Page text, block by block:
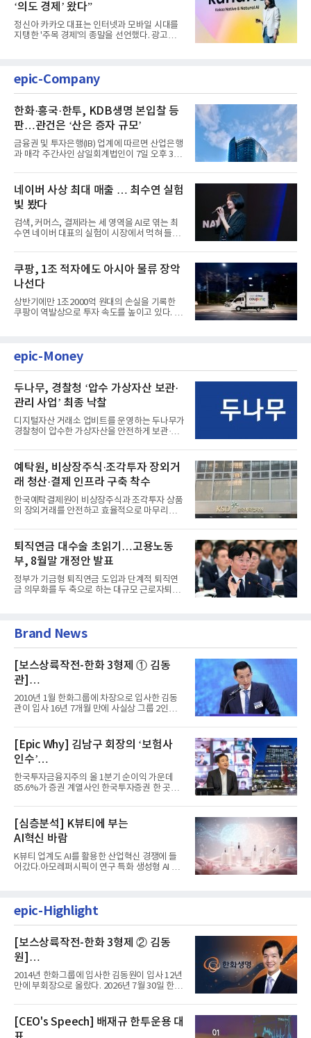
‘의도 경제’ 왔다”
정신아 카카오 대표는 인터넷과 모바일 시대를
지탱한 '주목 경제'의 종말을 선언했다. 광고를
epic-Company
한화·흥국·한투, KDB생명 본입찰 등
판…관건은 ‘산은 증자 규모’
금융권 및 투자은행(IB) 업계에 따르면 산업은행
과 매각 주간사인 삼일회계법인이 7일 오후 3시
네이버 사상 최대 매출 … 최수연 실험
빛 봤다
검색, 커머스, 결제라는 세 영역을 AI로 엮는 최
수연 네이버 대표의 실험이 시장에서 먹혀 들어
쿠팡, 1조 적자에도 아시아 물류 장악
나선다
상반기에만 1조2000억 원대의 손실을 기록한
쿠팡이 역발상으로 투자 속도를 높이고 있다. 이
epic-Money
두나무, 경찰청 ‘압수 가상자산 보관·
관리 사업’ 최종 낙찰
디지털자산 거래소 업비트를 운영하는 두나무가
경찰청이 압수한 가상자산을 안전하게 보관·관
예탁원, 비상장주식·조각투자 장외거
래 청산·결제 인프라 구축 착수
한국예탁결제원이 비상장주식과 조각투자 상품
의 장외거래를 안전하고 효율적으로 마무리하기
퇴직연금 대수술 초읽기…고용노동
부, 8월말 개정안 발표
정부가 기금형 퇴직연금 도입과 단계적 퇴직연
금 의무화를 두 축으로 하는 대규모 근로자퇴직
Brand News
[보스상륙작전-한화 3형제 ① 김동
관]
입사 16년 만에 수석부회장 … 경영승
계 ‘초읽기’
2010년 1월 한화그룹에 차장으로 입사한 김동
관이 입사 16년 7개월 만에 사실상 그룹 2인자
[Epic Why] 김남구 회장의 ‘보험사
인수’
발걸음이 신중해진 배경은?
한국투자금융지주의 올 1분기 순이익 가운데
85.6%가 증권 계열사인 한국투자증권 한 곳에
[심층분석] K뷰티에 부는
AI혁신 바람
K뷰티 업계도 AI를 활용한 산업혁신 경쟁에 들
어갔다.아모레퍼시픽이 연구 특화 생성형 AI 플
epic-Highlight
[보스상륙작전-한화 3형제 ② 김동
원]
입사 12년 만에 금융계열 수장 등극
2014년 한화그룹에 입사한 김동원이 입사 12년
만에 부회장으로 올랐다. 2026년 7월 30일 한화
[CEO's Speech] 배재규 한투운용 대